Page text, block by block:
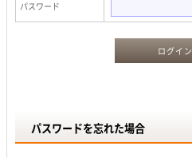
パスワード
ログイン
パスワードを忘れた場合